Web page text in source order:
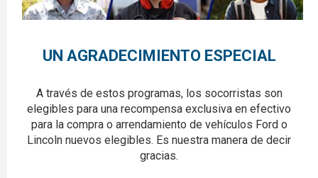
UN AGRADECIMIENTO ESPECIAL
A través de estos programas, los socorristas son
elegibles para una recompensa exclusiva en efectivo
para la compra o arrendamiento de vehículos Ford o
Lincoln nuevos elegibles. Es nuestra manera de decir
gracias.